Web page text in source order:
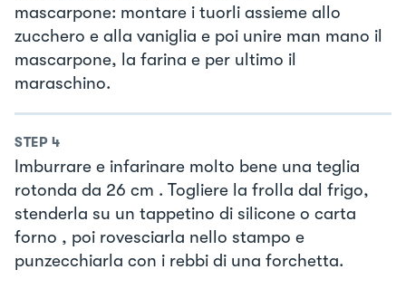
mascarpone: montare i tuorli assieme allo
zucchero e alla vaniglia e poi unire man mano il
mascarpone, la farina e per ultimo il
maraschino.
STEP 4
Imburrare e infarinare molto bene una teglia
rotonda da 26 cm . Togliere la frolla dal frigo,
stenderla su un tappetino di silicone o carta
forno , poi rovesciarla nello stampo e
punzecchiarla con i rebbi di una forchetta.